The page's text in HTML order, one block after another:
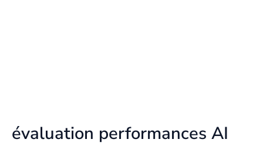
évaluation performances AI